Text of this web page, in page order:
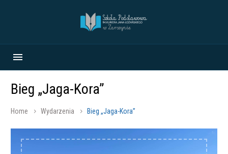
Bieg „Jaga-Kora”
Home Wydarzenia Bieg „Jaga-Kora”